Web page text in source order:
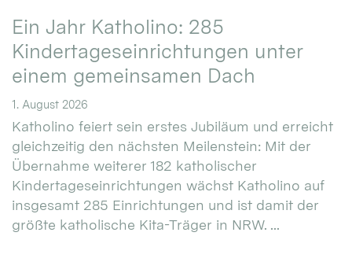
Ein Jahr Katholino: 285
Kindertageseinrichtungen unter
einem gemeinsamen Dach
1. August 2026
Katholino feiert sein erstes Jubiläum und erreicht
gleichzeitig den nächsten Meilenstein: Mit der
Übernahme weiterer 182 katholischer
Kindertageseinrichtungen wächst Katholino auf
insgesamt 285 Einrichtungen und ist damit der
größte katholische Kita-Träger in NRW. ...